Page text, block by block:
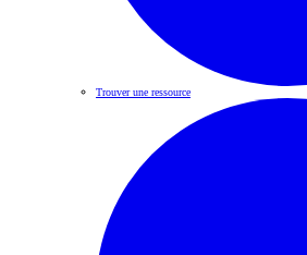
Trouver une ressource